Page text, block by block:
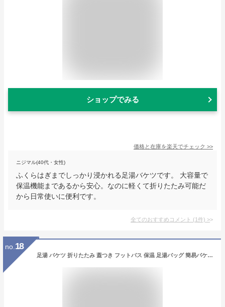
ショップでみる
価格と在庫を楽天でチェック >>
ニジマル(40代・女性)
ふくらはぎまでしっかり浸かれる足湯バケツです。 大容量で
保温機能まであるから安心。なのに軽くて折りたたみ可能だ
から日常使いに便利です。
全てのおすすめコメント (1件) >
no. 18
足湯 バケツ 折りたたみ 蓋つき フットバス 保温 足湯バッグ 簡易バケツ 大容量 深型 キャンプバケツ フットバス 保温 ふくらはぎ 足湯バッグ コンパクト ディープバケット 旅行洗濯 軽量 持ち運び 便利 キャンプ用品 コンパクト ディープバケット